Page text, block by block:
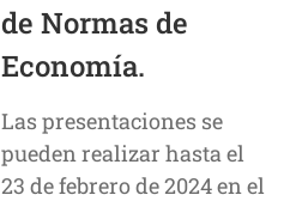
de Normas de
Economía.
Las presentaciones se
pueden realizar hasta el
23 de febrero de 2024 en el